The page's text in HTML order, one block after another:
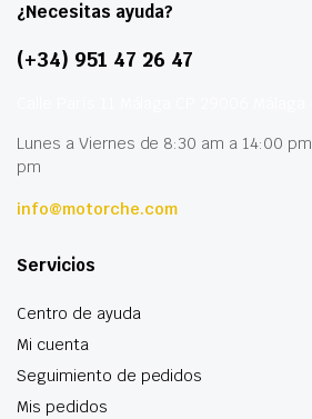
¿Necesitas ayuda?
(+34) 951 47 26 47
Lunes a Viernes de 8:30 am a 14:00
pm
info@motorche.com
Servicios
Centro de ayuda
Mi cuenta
Seguimiento de pedidos
Mis pedidos